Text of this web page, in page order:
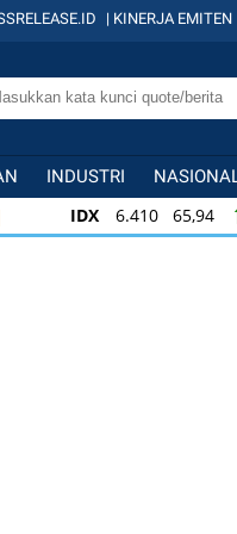
| KINERJA EMITEN
INDUSTRI
IDX 6.410 65,94
KOMPAS100
845